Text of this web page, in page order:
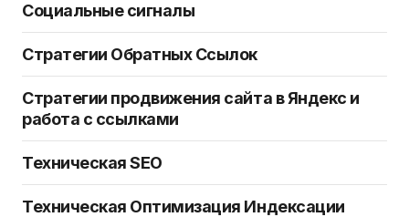
Социальные сигналы
Стратегии Обратных Ссылок
Стратегии продвижения сайта в Яндекс и
работа с ссылками
Техническая SEO
Техническая Оптимизация Индексации